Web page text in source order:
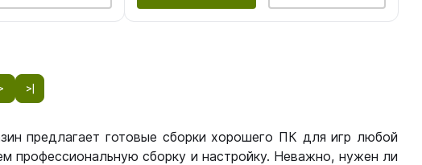
>|
предлагает готовые сборки хорошего ПК для игр любой
профессиональную сборку и настройку. Неважно, нужен ли